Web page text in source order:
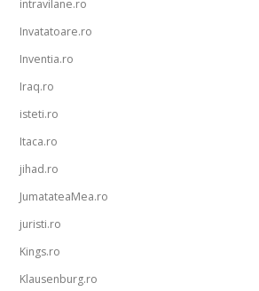
intravilane.ro
Invatatoare.ro
Inventia.ro
Iraq.ro
isteti.ro
Itaca.ro
jihad.ro
JumatateaMea.ro
juristi.ro
Kings.ro
Klausenburg.ro